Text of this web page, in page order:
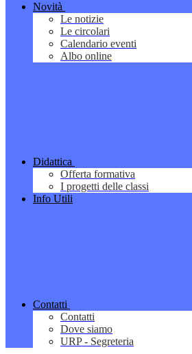
Novità
Le notizie
Le circolari
Calendario eventi
Albo online
Didattica
Offerta formativa
I progetti delle classi
Info Utili
Contatti
Contatti
Dove siamo
URP - Segreteria